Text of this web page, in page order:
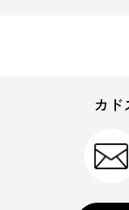
カド